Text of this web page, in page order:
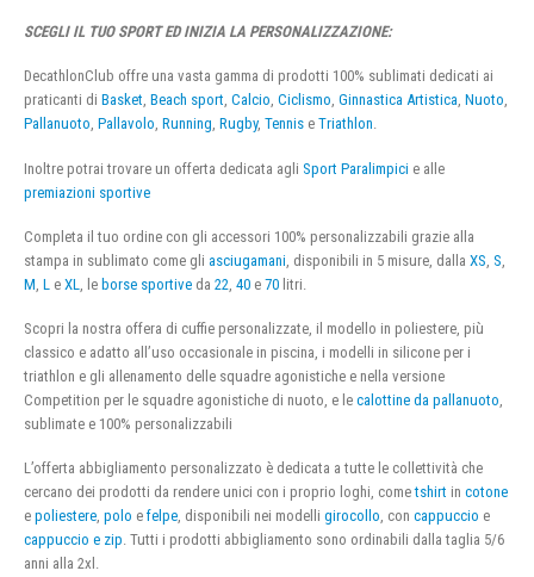
SCEGLI IL TUO SPORT ED INIZIA LA PERSONALIZZAZIONE:
DecathlonClub offre una vasta gamma di prodotti 100% sublimati dedicati ai
praticanti di Basket, Beach sport, Calcio, Ciclismo, Ginnastica Artistica, Nuoto,
Pallanuoto, Pallavolo, Running, Rugby, Tennis e Triathlon.
Inoltre potrai trovare un offerta dedicata agli Sport Paralimpici e alle
premiazioni sportive
Completa il tuo ordine con gli accessori 100% personalizzabili grazie alla
stampa in sublimato come gli asciugamani , disponibili in 5 misure, dalla XS S
M L e XL , le borse sportive da 22 40 e 70 litri.
Scopri la nostra offera di cuffie personalizzate, il modello in poliestere, più
classico e adatto all’uso occasionale in piscina, i modelli in silicone per i
triathlon e gli allenamento delle squadre agonistiche e nella versione
Competition per le squadre agonistiche di nuoto, e le calottine da pallanuoto,
sublimate e 100% personalizzabili
L’offerta abbigliamento personalizzato è dedicata a tutte le collettività che
cercano dei prodotti da rendere unici con i proprio loghi, cometshirt in cotone
e poliestere, polo e felpe, disponibili nei modelli girocollo, con cappuccio e
cappuccio e zip. Tutti i prodotti abbigliamento sono ordinabili dalla taglia 5/6
anni alla 2xl.